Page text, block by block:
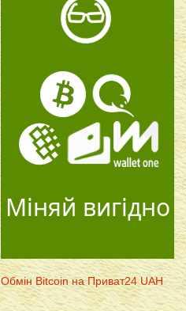
Міняй вигідно
Обмін Bitcoin на Приват24 UAH